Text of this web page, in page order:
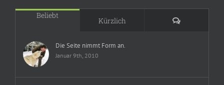
Beliebt
Kürzlich Kommentare
Die Seite nimmt Form an.
Januar 9th, 2010